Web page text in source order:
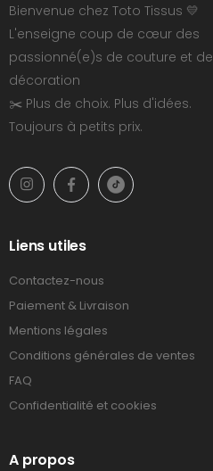
Bienvenue chez Toto Tissus 💛
L'enseigne coup de cœur des
passionné(e)s de couture et de
décoration
✂️ Plus de choix. Plus d'idées.
Toujours à petits prix.
Liens utiles
Contactez-nous
Paiement & Livraison
Mentions légales
Conditions générales de ventes
FAQ
Confidentialité et cookies
A propos